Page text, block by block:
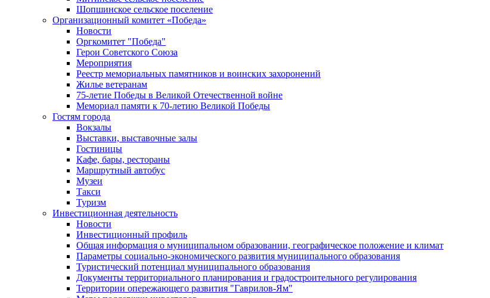
Шопшинское сельское поселение
Организационный комитет «Победа»
Новости
Оргкомитет "Победа"
Герои Советского Союза
Мероприятия
Реестр мемориальных памятников и воинских захоронений
Жилье ветеранам
75-летие Победы в Великой Отечественной войне
Мемориал памяти к 70-летию Великой Победы
Гостям города
Вокзалы
Выставки, выставочные залы
Гостиницы
Кафе, бары, рестораны
Маршрутный автобус
Музеи
Такси
Туризм
Инвестиционная деятельность
Новости
Инвестиционный профиль
Общая информация о муниципальном образовании, географическое положение и климат
Параметры социально-экономического развития муниципального образования
Туристический потенциал муниципального образования
Документы территориального планирования и градостроительного регулирования
Территории опережающего развития "Гаврилов-Ям"